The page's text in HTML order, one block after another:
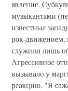
явление.
музыкантами
известные
рок-движением,
служили лишь
Агрессивное
вызывало у
реакцию. "Я